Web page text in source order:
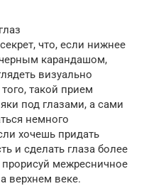
что, если нижнее
карандашом,
визуально
такой прием
под глазами, а сами
немного
хочешь придать
и сделать глаза более
межресничное
верхнем веке.